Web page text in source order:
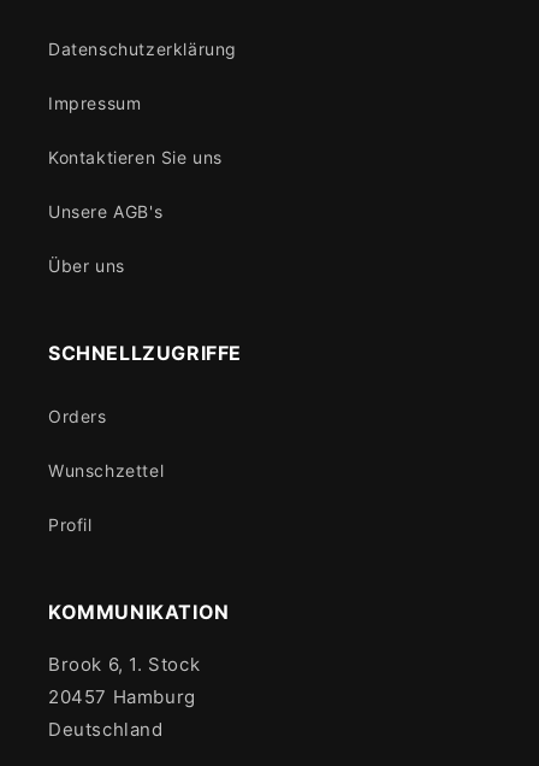
Datenschutzerklärung
Impressum
Kontaktieren Sie uns
Unsere AGB's
Über uns
SCHNELLZUGRIFFE
Orders
Wunschzettel
Profil
KOMMUNIKATION
Brook 6, 1. Stock
20457 Hamburg
Deutschland